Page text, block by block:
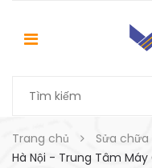
Trang chủ Sửa
Hà Nội - Trung Tâm